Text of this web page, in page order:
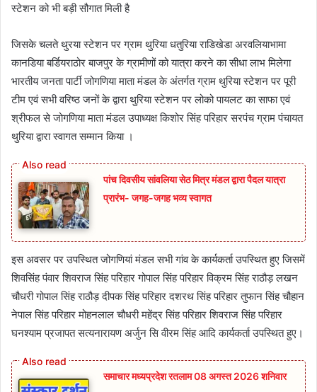
स्टेशन को भी बड़ी सौगात मिली है
जिसके चलते थुरया स्टेशन पर ग्राम थुरिया धतुरिया राडिखेडा अरवलियाभामा
कानडिया बर्डियराठोर बाजपुर के ग्रामीणों को यात्रा करने का सीधा लाभ मिलेगा
भारतीय जनता पार्टी जोगणिया माता मंडल के अंतर्गत ग्राम थुरिया स्टेशन पर पूरी
टीम एवं सभी वरिष्ठ जनों के द्वारा थुरिया स्टेशन पर लोको पायलट का साफा एवं
श्रीफल से जोगणिया माता मंडल उपाध्यक्ष किशोर सिंह परिहार सरपंच ग्राम पंचायत
थुरिया द्वारा स्वागत सम्मान किया ।
पांच दिवसीय सांवलिया सेठ मित्र मंडल द्वारा पैदल यात्रा
प्रारंभ- जगह-जगह भव्य स्वागत
इस अवसर पर उपस्थित जोगणियां मंडल सभी गांव के कार्यकर्ता उपस्थित हुए जिसमें
शिवसिंह पंवार शिवराज सिंह परिहार गोपाल सिंह परिहार विक्रम सिंह राठौड़ लखन
चौधरी गोपाल सिंह राठौड़ दीपक सिंह परिहार दशरथ सिंह परिहार तुफान सिंह चौहान
नेपाल सिंह परिहार मोहनलाल चौधरी महेंद्र सिंह परिहार शिवराज सिंह परिहार
घनश्याम प्रजापत सत्यनारायण अर्जुन सि वीरम सिंह आदि कार्यकर्ता उपस्थित हुए।
समाचार मध्यप्रदेश रतलाम 08 अगस्त 2026 शनिवार